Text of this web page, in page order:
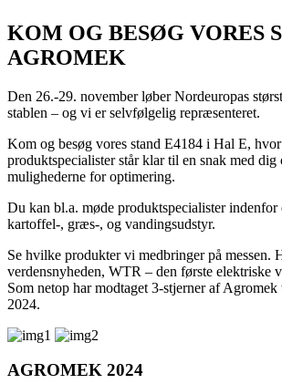
KOM OG BESØG VORES
AGROMEK
Den 26.-29. november løber Nordeuropas
stablen – og vi er selvfølgelig repræsenteret.
Kom og besøg vores stand E4184 i Hal E,
produktspecialister står klar til en snak med
mulighederne for optimering.
Du kan bl.a. møde produktspecialister indenfor
kartoffel-, græs-, og vandingsudstyr.
Se hvilke produkter vi medbringer på messen.
verdensnyheden, WTR – den første elektriske
Som netop har modtaget 3-stjerner af
2024.
AGROMEK 2024